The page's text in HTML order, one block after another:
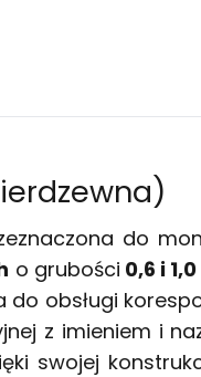
do
o grubości 0,6 i
do obsługi
z imieniem i
swojej